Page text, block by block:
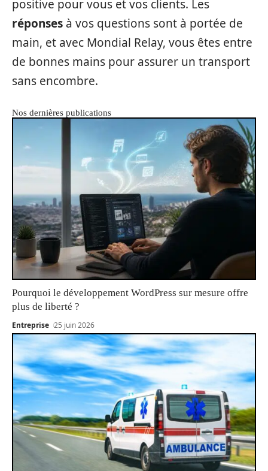
positive pour vous et vos clients. Les
réponses à vos questions sont à portée de
main, et avec Mondial Relay, vous êtes entre
de bonnes mains pour assurer un transport
sans encombre.
Nos dernières publications
Pourquoi le développement WordPress sur mesure offre
plus de liberté ?
Entreprise 25 juin 2026